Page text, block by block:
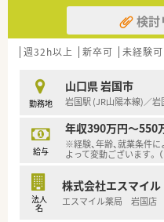
ます。
■何よりもチームワーク
スタッフと互いに助け
います。
ひとりに対して常に丁
します。
【法人特徴について】
■山口県岩国市内にて調
の健やかな暮らしを支
です。
■運営する全店舗が車
め、薬品の不足や急な
います。
検討
週32h以上 新卒可 未経験可
勤務地
山口県 岩国市
岩国駅 (JR山陽本線)／
給与
年収390万円～550
※経験、年齢、就業条件
よって変動ございます。
法人
名
株式会社エスマイル
エスマイル薬局 岩国店